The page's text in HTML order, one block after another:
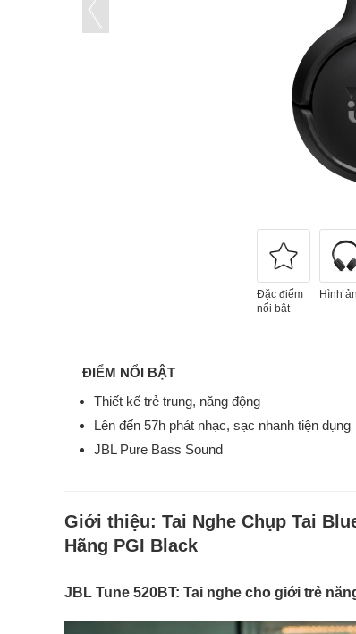
Đặc điểm
nổi bật
Hình
ĐIỂM NỔI BẬT
Thiết kế trẻ trung, năng động
Lên đến 57h phát nhạc, sạc nhanh tiện dụng
JBL Pure Bass Sound
Giới thiệu: Tai Nghe Chụp Tai
Hãng PGI Black
JBL Tune 520BT: Tai nghe cho giới trẻ